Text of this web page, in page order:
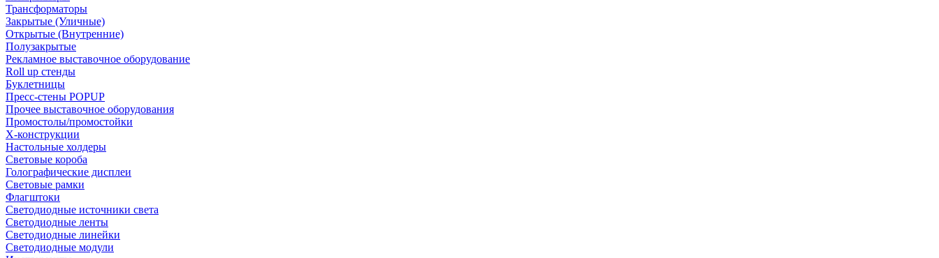
Трансформаторы
Закрытые (Уличные)
Открытые (Внутренние)
Полузакрытые
Рекламное выставочное оборудование
Roll up стенды
Буклетницы
Пресс-стены POPUP
Прочее выставочное оборудования
Промостолы/промостойки
Х-конструкции
Настольные холдеры
Световые короба
Голографические дисплеи
Световые рамки
Флагштоки
Светодиодные источники света
Светодиодные ленты
Светодиодные линейки
Светодиодные модули